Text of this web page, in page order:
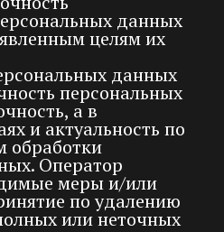
данных
целям их
данных
персональных
а в
и актуальность по
обработки
Оператор
меры и/или
по удалению
или неточных